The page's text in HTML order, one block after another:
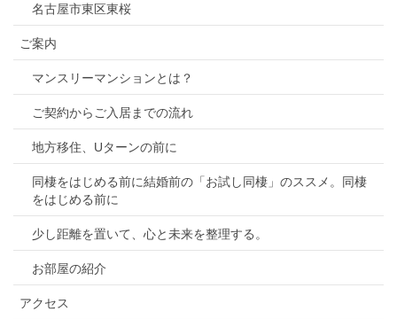
名古屋市東区東桜
ご案内
マンスリーマンションとは？
ご契約からご入居までの流れ
地方移住、Uターンの前に
同棲をはじめる前に結婚前の「お試し同棲」のススメ。同棲
をはじめる前に
少し距離を置いて、心と未来を整理する。
お部屋の紹介
アクセス